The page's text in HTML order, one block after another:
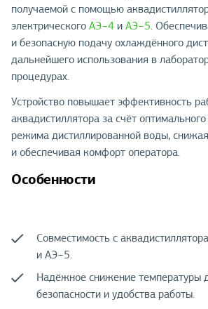
получаемой с помощью
электрического АЭ−4 и АЭ−5.
и безопасную подачу охлаждённого
дальнейшего использования в
процедурах.
Устройство повышает эффективность
аквадистиллятора за счёт
режима дистиллированной воды,
и обеспечивая комфорт оператора.
Особенности
Совместимость с
и АЭ−5.
Надёжное снижение температуры
безопасности и удобства работы.